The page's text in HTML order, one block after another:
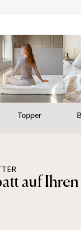
Topper
auf Ihren